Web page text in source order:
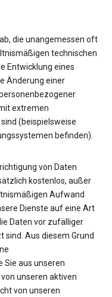
die unangemessen oft
technischen
Entwicklung eines
Änderung einer
extremen
(beispielsweise
befinden).
von Daten
kostenlos, außer
Aufwand
Dienste auf eine Art
Daten vor zufälliger
Aus diesem Grund
Sie aus unseren
unseren aktiven
von unseren